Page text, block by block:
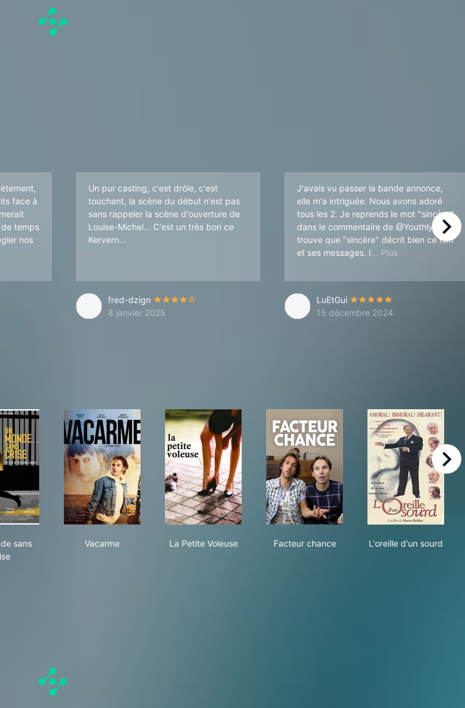
face à
temps
nos
acteurs sont parfaits et les situations rocambolesques bien menées. On pourrait y croire et ça fait du bien. Une
Un pur casting, c'est drôle, c'est
touchant, la scène du début n'est pas
sans rappeler la scène d'ouverture de
Louise-Michel... C'est un très bon ce
Kervern...
fred-dzign
8 janvier 2025
J'avais vu passer la bande annonce,
elle m'a intriguée. Nous avons adoré
tous les 2. Je reprends le mot "sincère"
dans le commentaire de @Youthly, je
trouve que "sincère" décrit bien ce film
et ses messages. I
l est drôle,
LuEtGui
15 décembre 2024
right
sans
Vacarme
La Petite Voleuse
Facteur chance
L'oreille d'un sourd
right